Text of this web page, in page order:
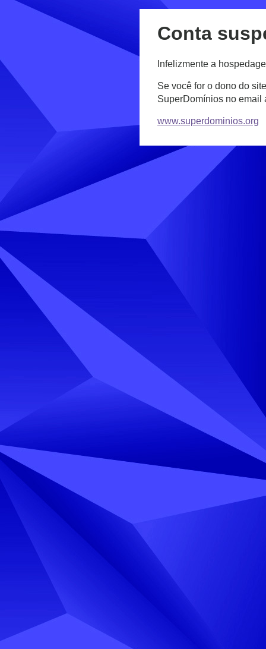
Conta
Infelizmente a
Se você for o dono do
SuperDomínios no email
www.superdominios.org